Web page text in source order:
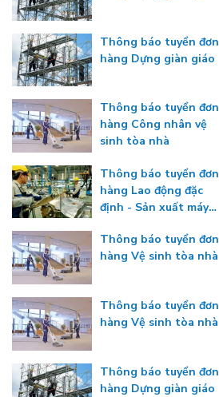
Thông báo tuyển đơn
hàng Dựng giàn giáo
Thông báo tuyển đơn
hàng Công nhân vệ
sinh tòa nhà
Thông báo tuyển đơn
hàng Lao động đặc
định - Sản xuất máy
Thông báo tuyển đơn
hàng Vệ sinh tòa nhà
Thông báo tuyển đơn
hàng Vệ sinh tòa nhà
Thông báo tuyển đơn
hàng Dựng giàn giáo